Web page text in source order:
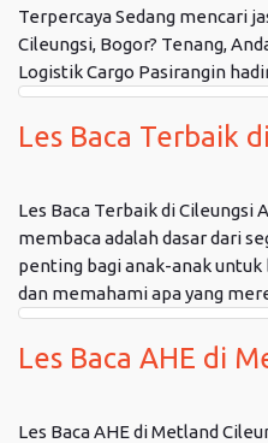
Terpercaya Sedang mencari
Cileungsi, Bogor? Tenang,
Logistik Cargo Pasirangin
Les Baca Terbaik
Les Baca Terbaik di Cileungsi
membaca adalah dasar dari
penting bagi anak-anak
dan memahami apa yang
Les Baca AHE di
Les Baca AHE di Metland